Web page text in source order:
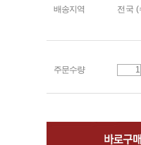
배송지역 전국
주문수량